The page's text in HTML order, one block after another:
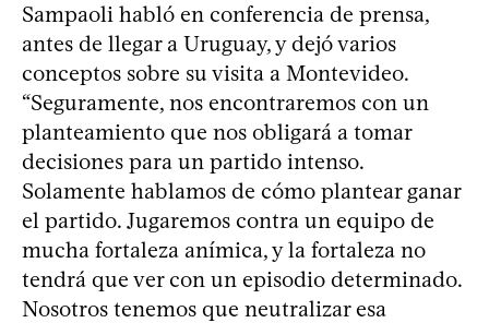
Sampaoli habló en conferencia de prensa,
antes de llegar a Uruguay, y dejó varios
conceptos sobre su visita a Montevideo.
“Seguramente, nos encontraremos con un
planteamiento que nos obligará a tomar
decisiones para un partido intenso.
Solamente hablamos de cómo plantear ganar
el partido. Jugaremos contra un equipo de
mucha fortaleza anímica, y la fortaleza no
tendrá que ver con un episodio determinado.
Nosotros tenemos que neutralizar esa